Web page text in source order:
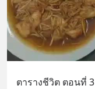
ตารางชีวิต ตอนที่ 3